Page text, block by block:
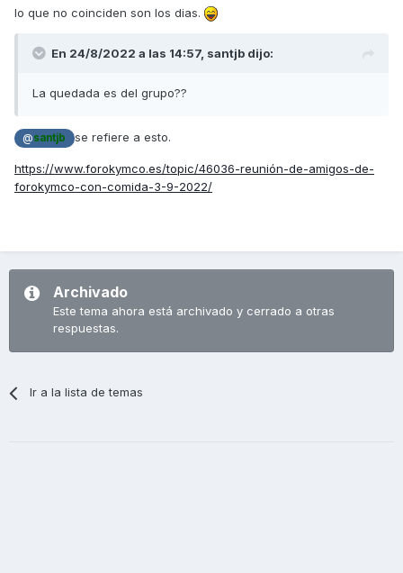
lo que no coinciden son los dias.
En 24/8/2022 a las 14:57, santjb dijo:
La quedada es del grupo??
@santjb se refiere a esto.
https://www.forokymco.es/topic/46036-reunión-de-amigos-de-
forokymco-con-comida-3-9-2022/
Archivado
Este tema ahora está archivado y cerrado a otras
respuestas.
Ir a la lista de temas